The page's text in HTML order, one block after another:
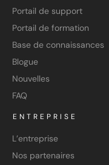
Portail de support
Portail de formation
Base de connaissances
Blogue
Nouvelles
FAQ
ENTREPRISE
L’entreprise
Nos partenaires